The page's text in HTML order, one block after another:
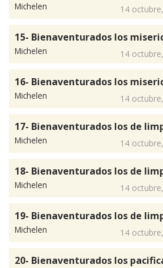
Michelen
14
15- Bienaventurados los
Michelen
14
16- Bienaventurados los
Michelen
14
17- Bienaventurados los de
Michelen
14
18- Bienaventurados los de
Michelen
14
19- Bienaventurados los de
Michelen
14
20- Bienaventurados los